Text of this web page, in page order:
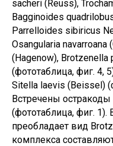
sacheri (Reuss),
Bagginoides
Parrelloides sibiricus
Osangularia navarroana
(Hagenow),
(фототаблица, фиг. 4,
Sitella laevis (Beissel)
Встречены остракоды
(фототаблица, фиг.
преобладает вид
комплекса